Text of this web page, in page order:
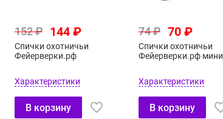
152 ₽ 144 ₽
Спички охотничьи
Фейерверки.рф
Характеристики
В корзину
74 ₽ 70 ₽
Спички охотничьи
Фейерверки.рф мини
Характеристики
В корзину